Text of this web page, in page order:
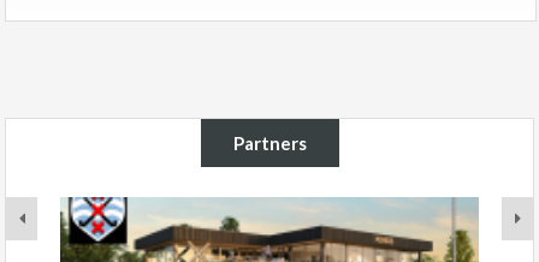
Partners